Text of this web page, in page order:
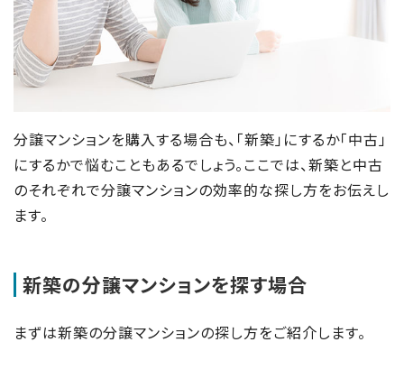
分譲マンションを購入する場合も、「新築」にするか「中古」
にするかで悩むこともあるでしょう。ここでは、新築と中古
のそれぞれで分譲マンションの効率的な探し方をお伝えし
ます。
新築の分譲マンションを探す場合
まずは新築の分譲マンションの探し方をご紹介します。